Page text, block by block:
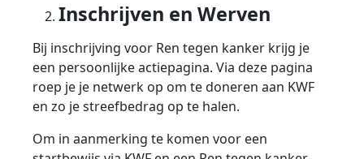
Inschrijven en Werven
Bij inschrijving voor Ren tegen kanker krijg je
een persoonlijke actiepagina. Via deze pagina
roep je je netwerk op om te doneren aan KWF
en zo je streefbedrag op te halen.
Om in aanmerking te komen voor een